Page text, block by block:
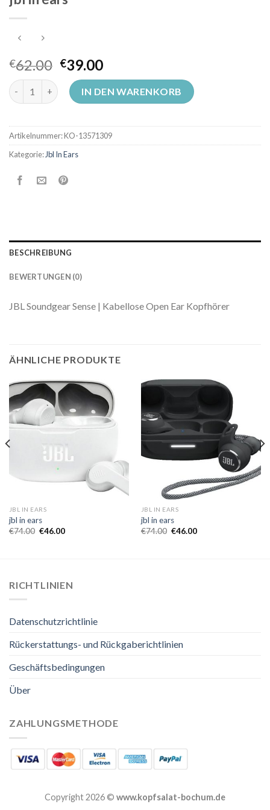
€62.00 €39.00
jbl in ears Menge IN DEN WARENKORB
Artikelnummer:KO-13571309
Kategorie: Jbl In Ears
BESCHREIBUNG
BEWERTUNGEN (0)
JBL Soundgear Sense | Kabellose Open Ear Kopfhörer
ÄHNLICHE PRODUKTE
JBL IN EARS
jbl in ears
€74.00 €46.00
JBL IN EARS
jbl in ears
€74.00 €46.00
RICHTLINIEN
Datenschutzrichtlinie
Rückerstattungs- und Rückgaberichtlinien
Geschäftsbedingungen
Über
ZAHLUNGSMETHODE
Copyright 2026 © www.kopfsalat-bochum.de